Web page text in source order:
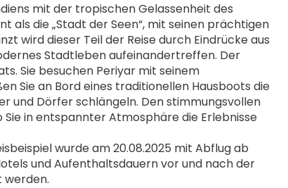
mit der tropischen Gelassenheit des
als die „Stadt der Seen“, mit seinen prächtigen
wird dieser Teil der Reise durch Eindrücke aus
Stadtleben aufeinandertreffen. Der
Sie besuchen Periyar mit seinem
Sie an Bord eines traditionellen Hausboots die
und Dörfer schlängeln. Den stimmungsvollen
in entspannter Atmosphäre die Erlebnisse
wurde am 20.08.2025 mit Abflug ab
und Aufenthaltsdauern vor und nach der
werden.